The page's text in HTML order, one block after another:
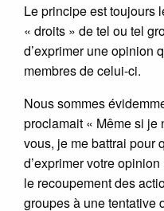
Le principe est toujours
« droits » de tel ou tel
d’exprimer une opinion
membres de celui-ci.
Nous sommes
proclamait « Même si je
vous, je me battrai pour
d’exprimer votre
le recoupement des
groupes à une tentative